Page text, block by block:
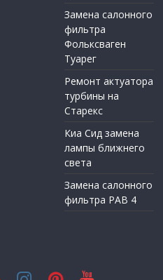
Замена салонного
фильтра
Фольксваген
Туарег
Ремонт актуатора
турбины на
Старекс
Киа Сид замена
лампы ближнего
света
Замена салонного
фильтра РАВ 4